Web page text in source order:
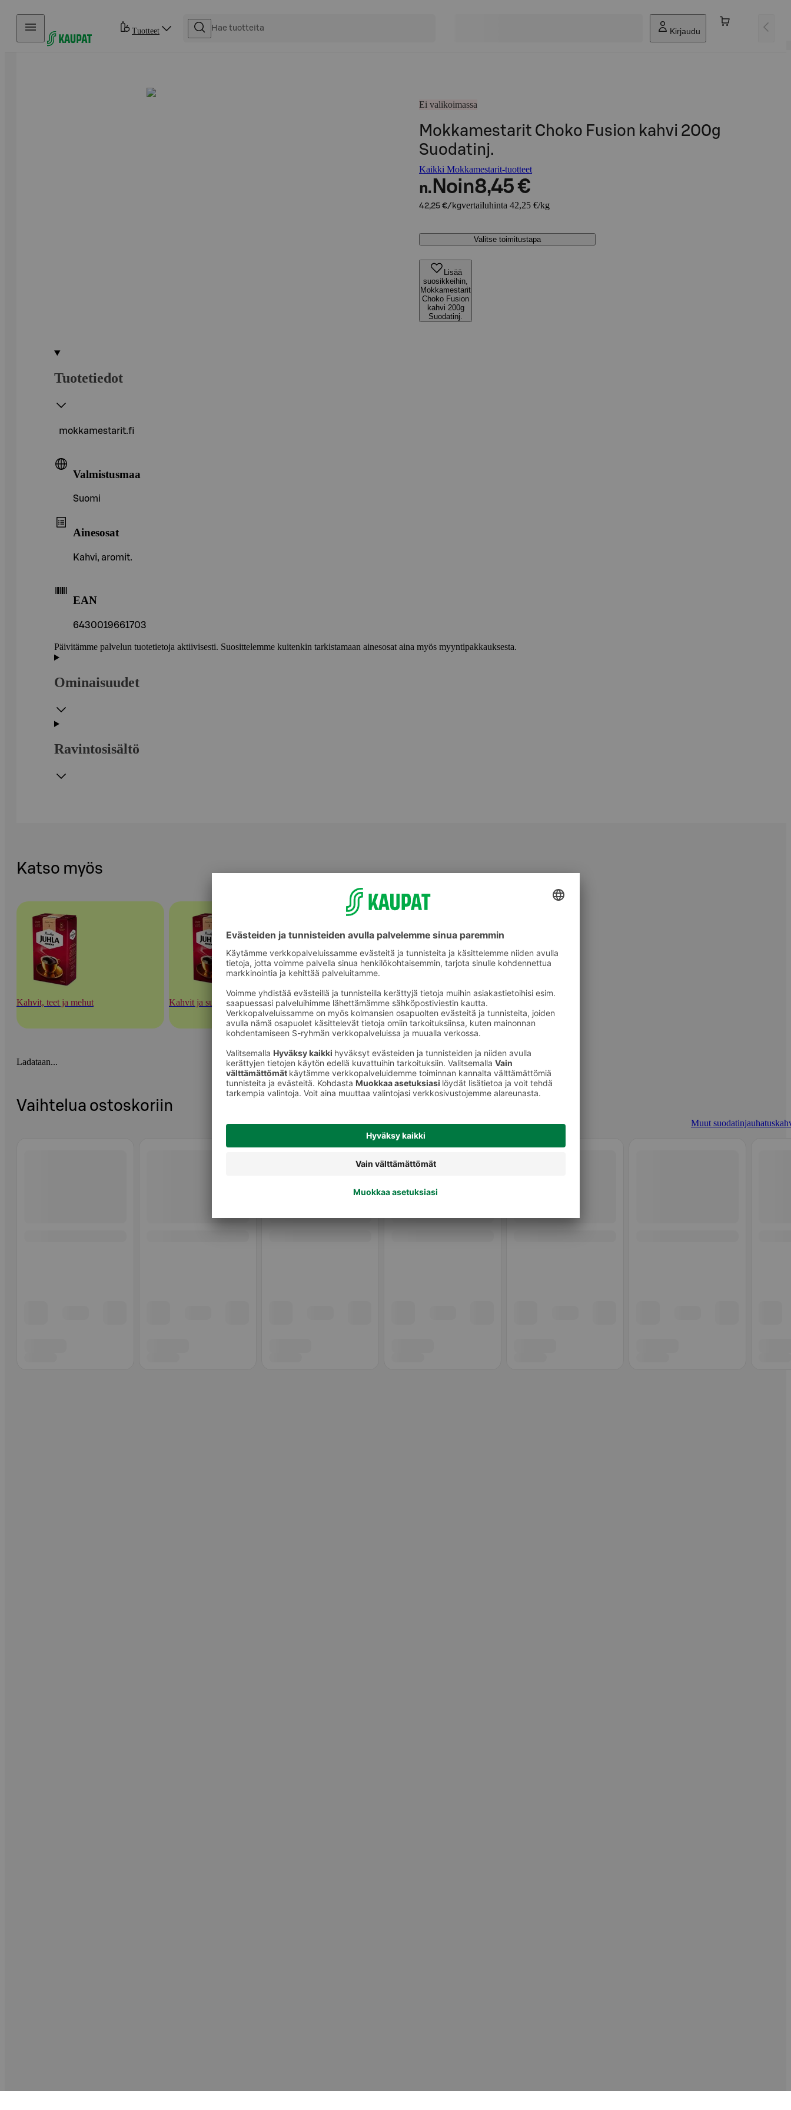
Hyppää sisältöön
Tuotteet Kirjaudu
Ei valikoimassa
Mokkamestarit Choko Fusion kahvi 200g
Suodatinj.
Kaikki Mokkamestarit-tuotteet
n. Noin8,45 €
42,25 €/kgvertailuhinta 42,25 €/kg
Valitse toimitustapa
Lisää
suosikkeihin,
Mokkamestarit
Choko Fusion
kahvi 200g
Suodatinj.
Tuotetiedot
mokkamestarit.fi
Valmistusmaa
Suomi
Ainesosat
Kahvi, aromit.
EAN
6430019661703
Päivitämme palvelun tuotetietoja aktiivisesti. Suosittelemme kuitenkin tarkistamaan ainesosat aina myös myyntipakkauksesta.
Ominaisuudet
Ravintosisältö
Katso myös
Kahvit, teet ja mehut Kahvit ja suodatinpaperit Muut suodatinjauhatuskahvit
Ladataan...
Vaihtelua ostoskoriin
Muut